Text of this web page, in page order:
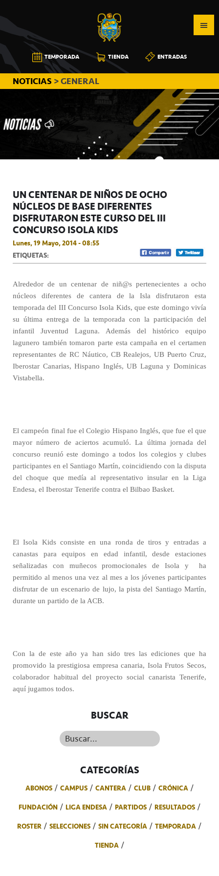
a
la
navegación
principal
al
contenido
principal
a
la
barra
lateral
principal
CB
CANARIAS
TEMPORADA TIENDA ENTRADAS
NOTICIAS > GENERAL
UN CENTENAR DE NIÑOS DE OCHO
NÚCLEOS DE BASE DIFERENTES
DISFRUTARON ESTE CURSO DEL III
CONCURSO ISOLA KIDS
Lunes, 19 Mayo, 2014 - 08:55
ETIQUETAS:
Alrededor de un centenar de niñ@s pertenecientes a ocho
núcleos diferentes de cantera de la Isla disfrutaron esta
temporada del III Concurso Isola Kids, que este domingo vivía
su última entrega de la temporada con la participación del
infantil Juventud Laguna. Además del histórico equipo
lagunero también tomaron parte esta campaña en el certamen
representantes de RC Náutico, CB Realejos, UB Puerto Cruz,
Iberostar Canarias, Hispano Inglés, UB Laguna y Dominicas
Vistabella.
El campeón final fue el Colegio Hispano Inglés, que fue el que
mayor número de aciertos acumuló. La última jornada del
concurso reunió este domingo a todos los colegios y clubes
participantes en el Santiago Martín, coincidiendo con la disputa
del choque que medía al representativo insular en la Liga
Endesa, el Iberostar Tenerife contra el Bilbao Basket.
El Isola Kids consiste en una ronda de tiros y entradas a
canastas para equipos en edad infantil, desde estaciones
señalizadas con muñecos promocionales de Isola y
ha
permitido al menos una vez al mes a los jóvenes participantes
disfrutar de un escenario de lujo, la pista del Santiago Martín,
durante un partido de la ACB.
Con la de este año ya han sido tres las ediciones que ha
promovido la prestigiosa empresa canaria, Isola Frutos Secos,
colaborador habitual del proyecto social canarista Tenerife,
aquí jugamos todos.
BUSCAR
Buscar...
CATEGORÍAS
ABONOS CAMPUS CANTERA CLUB
CRÓNICA
FUNDACIÓN
LIGA ENDESA PARTIDOS
RESULTADOS
ROSTER
SELECCIONES SIN CATEGORÍA
TEMPORADA
TIENDA